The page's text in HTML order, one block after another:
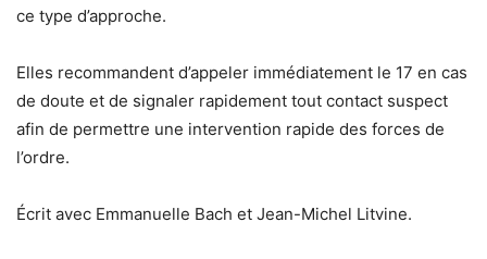
ce type d’approche.
Elles recommandent d’appeler immédiatement le 17 en cas
de doute et de signaler rapidement tout contact suspect
afin de permettre une intervention rapide des forces de
l’ordre.
Écrit avec Emmanuelle Bach et Jean-Michel Litvine.